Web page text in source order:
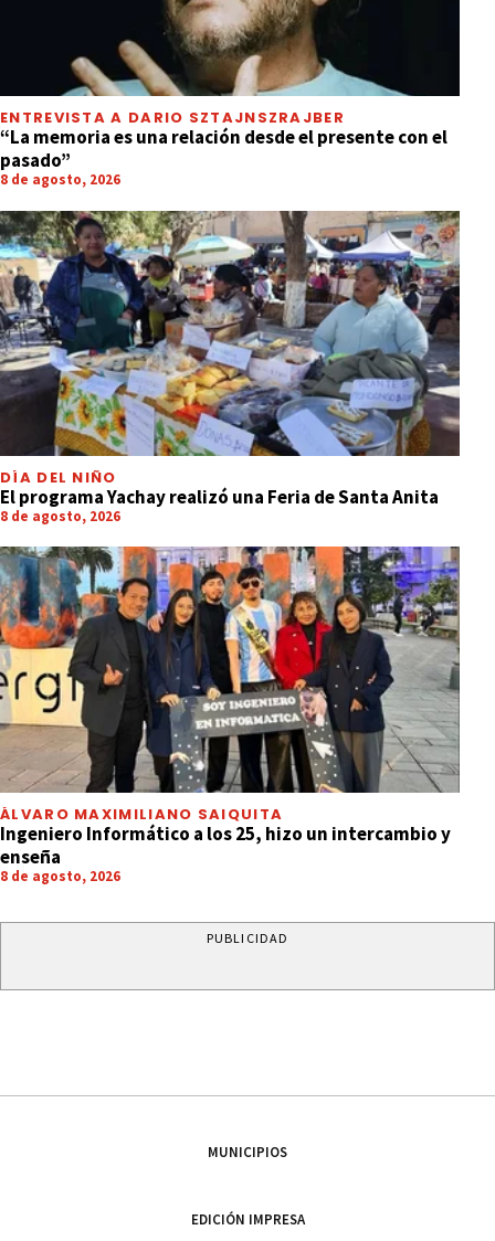
ENTREVISTA A DARIO SZTAJNSZRAJBER
“La memoria es una relación desde el presente con el
pasado”
8 de agosto, 2026
DÍA DEL NIÑO
El programa Yachay realizó una Feria de Santa Anita
8 de agosto, 2026
ÁLVARO MAXIMILIANO SAIQUITA
Ingeniero Informático a los 25, hizo un intercambio y
enseña
8 de agosto, 2026
PUBLICIDAD
MUNICIPIOS
EDICIÓN IMPRESA